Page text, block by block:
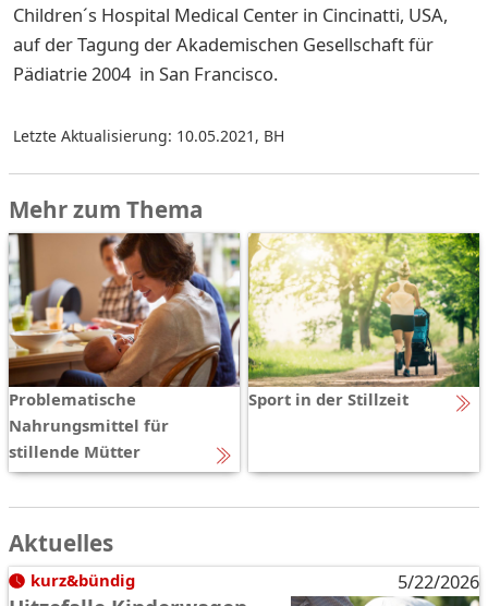
Children´s Hospital Medical Center in Cincinatti, USA,
auf der Tagung der Akademischen Gesellschaft für
Pädiatrie 2004 in San Francisco.
Letzte Aktualisierung: 10.05.2021 , BH
Mehr zum Thema
Problematische
Nahrungsmittel für
stillende Mütter
Sport in der Stillzeit
Aktuelles
kurz&bündig 5/22/2026